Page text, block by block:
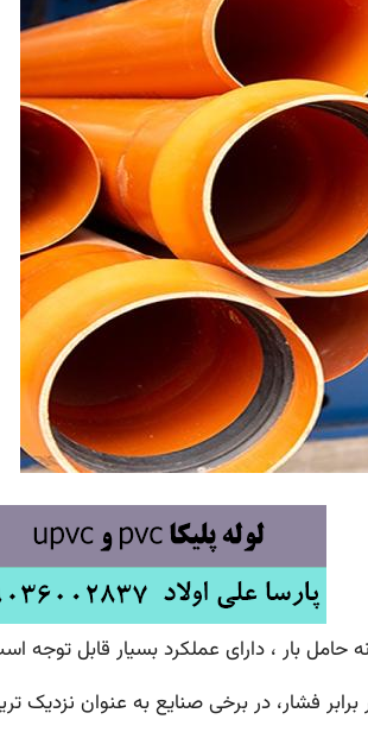
حامل بار ، دارای عملکرد بسیار قابل توجه
فشار، در برخی صنایع به عنوان نزدیک